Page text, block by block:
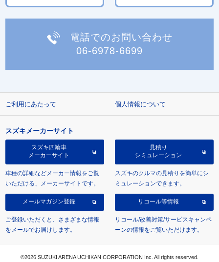
電話でのお問い合わせ
06-6978-6699
ご利用にあたって 個人情報について
スズキメーカーサイト
スズキ四輪車
メーカーサイト
車種の詳細などメーカー情報をご覧
いただける、メーカーサイトです。
見積り
シミュレーション
スズキのクルマの見積りを簡単にシ
ミュレーションできます。
メールマガジン登録
ご登録いただくと、さまざまな情報
をメールでお届けします。
リコール等情報
リコール/改善対策/サービスキャンペ
ーンの情報をご覧いただけます。
©2026 SUZUKI ARENA UCHIKAN CORPORATION Inc. All rights reserved.